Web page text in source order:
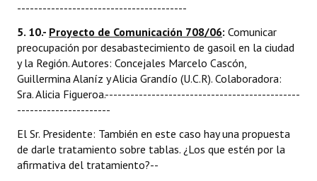
----------------------------------------
5. 10.- Proyecto de Comunicación 708/06: Comunicar
preocupación por desabastecimiento de gasoil en la ciudad
y la Región. Autores: Concejales Marcelo Cascón,
Guillermina Alaníz y Alicia Grandío (U.C.R). Colaboradora:
Sra. Alicia Figueroa.----------------------------------------------
----------------------
El Sr. Presidente: También en este caso hay una propuesta
de darle tratamiento sobre tablas. ¿Los que estén por la
afirmativa del tratamiento?--